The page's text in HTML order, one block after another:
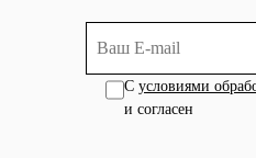
Сусловиями
и согласен